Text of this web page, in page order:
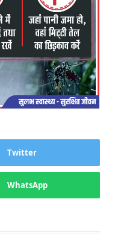
Twitter
WhatsApp